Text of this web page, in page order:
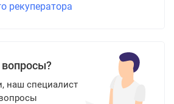
рекуператора
вопросы?
наш специалист